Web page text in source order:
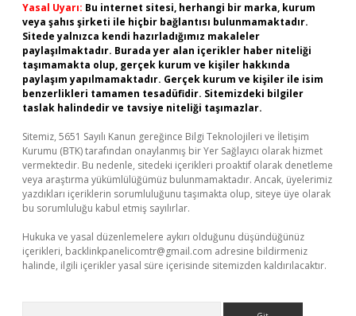
Yasal Uyarı: Bu internet sitesi, herhangi bir marka, kurum
veya şahıs şirketi ile hiçbir bağlantısı bulunmamaktadır.
Sitede yalnızca kendi hazırladığımız makaleler
paylaşılmaktadır. Burada yer alan içerikler haber niteliği
taşımamakta olup, gerçek kurum ve kişiler hakkında
paylaşım yapılmamaktadır. Gerçek kurum ve kişiler ile isim
benzerlikleri tamamen tesadüfidir. Sitemizdeki bilgiler
taslak halindedir ve tavsiye niteliği taşımazlar.
Sitemiz, 5651 Sayılı Kanun gereğince Bilgi Teknolojileri ve İletişim
Kurumu (BTK) tarafından onaylanmış bir Yer Sağlayıcı olarak hizmet
vermektedir. Bu nedenle, sitedeki içerikleri proaktif olarak denetleme
veya araştırma yükümlülüğümüz bulunmamaktadır. Ancak, üyelerimiz
yazdıkları içeriklerin sorumluluğunu taşımakta olup, siteye üye olarak
bu sorumluluğu kabul etmiş sayılırlar.
Hukuka ve yasal düzenlemelere aykırı olduğunu düşündüğünüz
içerikleri, backlinkpanelicomtr@gmail.com adresine bildirmeniz
halinde, ilgili içerikler yasal süre içerisinde sitemizden kaldırılacaktır.